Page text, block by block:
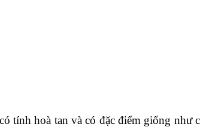
tính hoà tan và có đặc điểm giống như